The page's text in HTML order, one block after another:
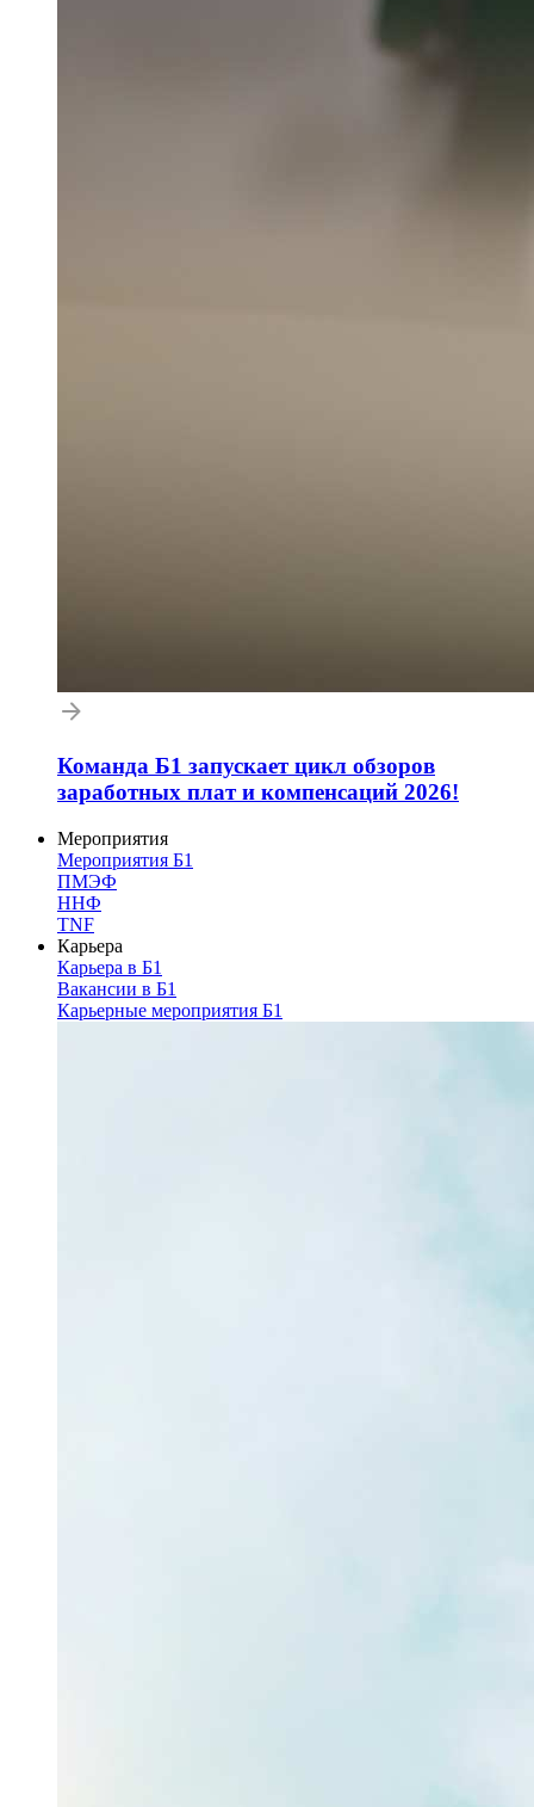
Команда Б1 запускает цикл обзоров
заработных плат и компенсаций 2026!
Мероприятия
Мероприятия Б1
ПМЭФ
ННФ
TNF
Карьера
Карьера в Б1
Вакансии в Б1
Карьерные мероприятия Б1